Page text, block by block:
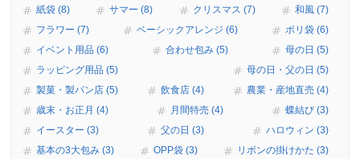
紙袋 (8)
サマー (8) クリスマス (7)
和風 (7)
フラワー (7)
ベーシックアレンジ (6)
ポリ袋 (6)
イベント用品 (6)
合わせ包み (5)
母の日 (5)
ラッピング用品 (5)
母の日・父の日 (5)
製菓・製パン店 (5)
飲食店 (4)
農業・産地直売 (4)
歳末・お正月 (4)
月間特売 (4)
蝶結び (3)
イースター (3)
父の日 (3)
ハロウィン (3)
基本の3大包み (3)
OPP袋 (3)
リボンの掛けかた (3)